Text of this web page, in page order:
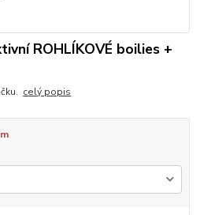
ROHLÍKOVÉ boilies +
celý popis